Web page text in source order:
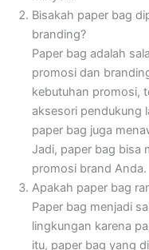
Bisakah paper bag
branding?
Paper bag adalah
promosi dan
kebutuhan promosi,
aksesori pendukung
paper bag juga
Jadi, paper bag bisa
promosi brand Anda.
Apakah paper bag
Paper bag menjadi
lingkungan karena
itu, paper bag yang